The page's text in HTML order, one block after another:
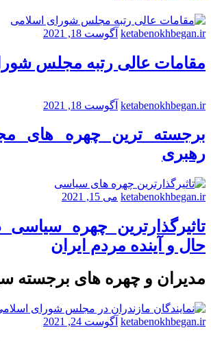
ketabenokhbegan.ir آگوست 18, 2021
مقامات عالی رتبه مجلس
ketabenokhbegan.ir آگوست 18, 2021
برجسته ترین چهره های
رهبری
ketabenokhbegan.ir می 15, 2021
تاثیرگذارترین چهره
حال و آینده مردم ایران
مدیران و چهره های برجسته
ketabenokhbegan.ir آگوست 24, 2021